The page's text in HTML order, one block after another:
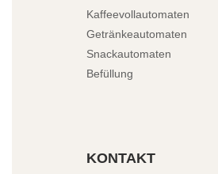
Kaffeevollautomaten
Getränkeautomaten
Snackautomaten
Befüllung
KONTAKT